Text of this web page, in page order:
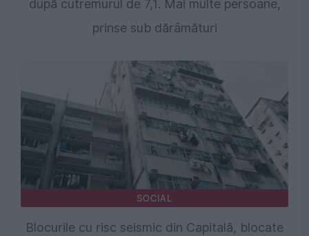
după cutremurul de 7,1. Mai multe persoane,
prinse sub dărâmături
SOCIAL
Blocurile cu risc seismic din Capitală, blocate